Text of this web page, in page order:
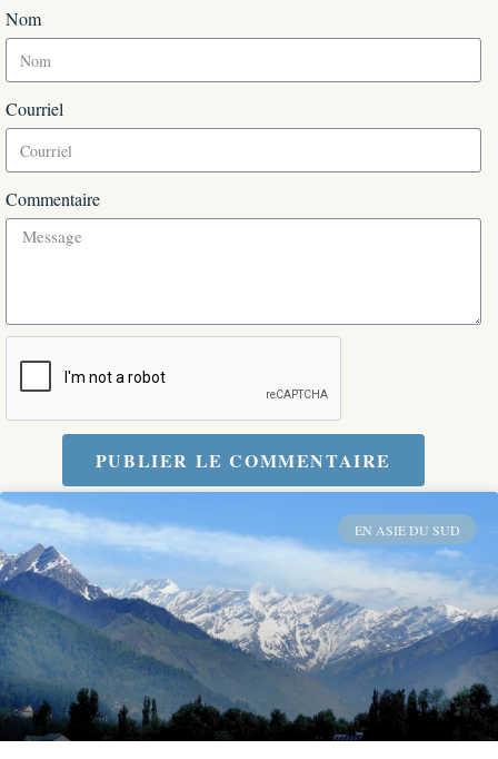
EN ASIE DU SUD
Nom
Courriel
Commentaire
PUBLIER LE COMMENTAIRE